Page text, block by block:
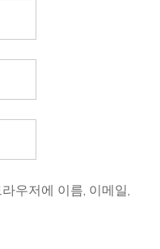
우저에 이름, 이메일,